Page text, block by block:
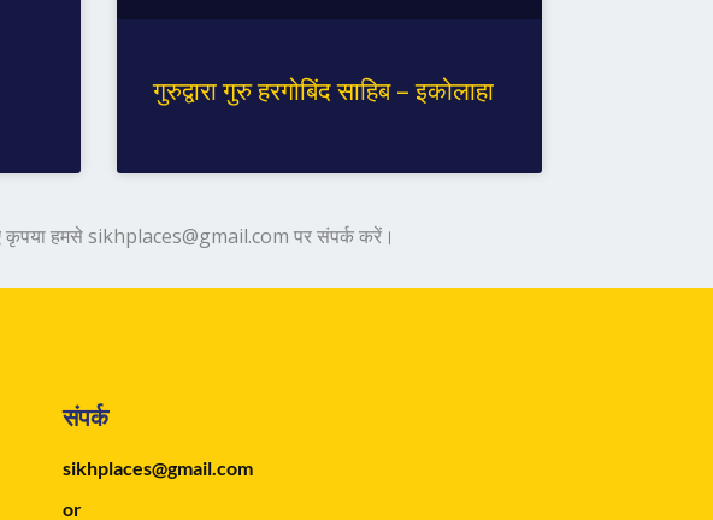
गुरुद्वारा गुरु हरगोबिंद साहिब – इकोलाहा
कृपया हमसे sikhplaces@gmail.com पर संपर्क करें।
संपर्क
sikhplaces@gmail.com
or